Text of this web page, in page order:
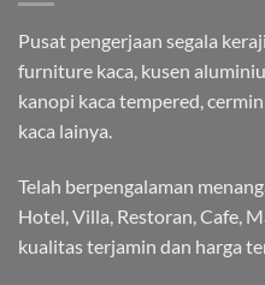
Pusat pengerjaan segala
furniture kaca, kusen
kanopi kaca tempered,
kaca lainya.
Telah berpengalaman
Hotel, Villa, Restoran, Cafe,
kualitas terjamin dan harga